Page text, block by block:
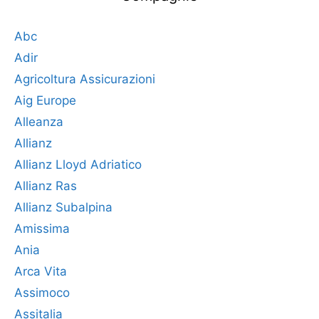
Abc
Adir
Agricoltura Assicurazioni
Aig Europe
Alleanza
Allianz
Allianz Lloyd Adriatico
Allianz Ras
Allianz Subalpina
Amissima
Ania
Arca Vita
Assimoco
Assitalia